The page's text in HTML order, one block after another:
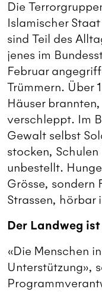
Die
Islamischer
sind Teil des
jenes im
Februar
Trümmern. Über
Häuser
verschleppt. Im
Gewalt selbst
stocken,
unbestellt.
Grösse, sondern
Strassen, hörbar
Der Landweg
«Die Menschen
Unterstützung»,